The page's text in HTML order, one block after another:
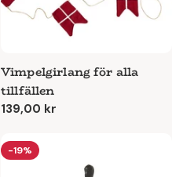
Vimpelgirlang för alla
tillfällen
Ordinarie
139,00 kr
-19%